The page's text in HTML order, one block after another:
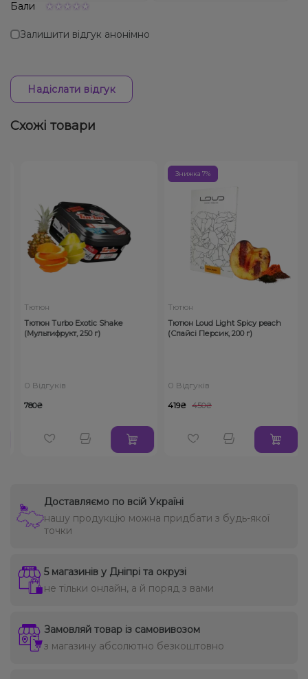
Бали
Залишити відгук анонімно
Надіслати відгук
Схожі товари
Тютюн
Тютюн Turbo Exotic Shake
(Мультифрукт, 250 г)
0 Відгуків
780₴
Знижка 7%
Тютюн
Тютюн Loud Light Spicy peach
(Спайсі Персик, 200 г)
0 Відгуків
419₴ 450₴
Доставляємо по всій Україні
нашу продукцію можна придбати з будь-якої
точки
5 магазинів у Дніпрі та окрузі
не тільки онлайн, а й поряд з вами
Замовляй товар із самовивозом
з магазину абсолютно безкоштовно